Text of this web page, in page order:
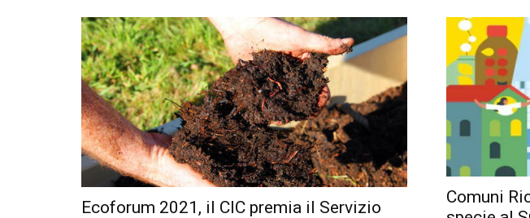
Ecoforum 2021, il CIC premia il Servizio
Comuni